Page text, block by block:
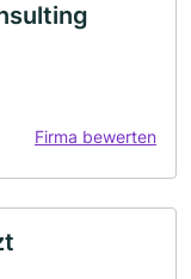
Firma bewerten